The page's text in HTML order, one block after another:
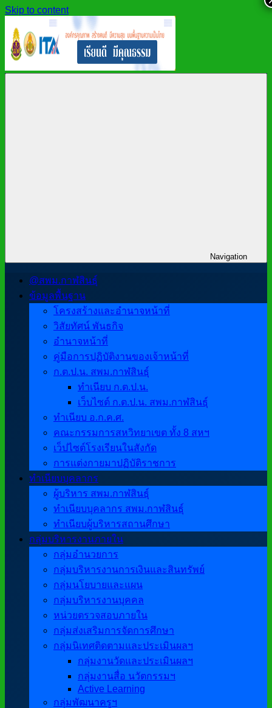
Skip to content
Navigation
@สพม.กาฬสินธุ์
ข้อมูลพื้นฐาน
โครงสร้างและอำนาจหน้าที่
วิสัยทัศน์ พันธกิจ
อำนาจหน้าที่
คู่มือการปฏิบัติงานของเจ้าหน้าที่
ก.ต.ป.น. สพม.กาฬสินธุ์
ทำเนียบ ก.ต.ป.น.
เว็บไซต์ ก.ต.ป.น. สพม.กาฬสินธุ์
ทำเนียบ อ.ก.ค.ศ.
คณะกรรมการสหวิทยาเขต ทั้ง 8 สหฯ
เว็ปไซต์โรงเรียนในสังกัด
การแต่งกายมาปฏิบัติราชการ
ทำเนียบบุคลากร
ผู้บริหาร สพม.กาฬสินธุ์
ทำเนียบบุคลากร สพม.กาฬสินธุ์
ทำเนียบผู้บริหารสถานศึกษา
กลุ่มบริหารงานภายใน
กลุ่มอำนวยการ
กลุ่มบริหารงานการเงินและสินทรัพย์
กลุ่มนโยบายและแผน
กลุ่มบริหารงานบุคคล
หน่วยตรวจสอบภายใน
กลุ่มส่งเสริมการจัดการศึกษา
กลุ่มนิเทศติดตามและประเมินผลฯ
กลุ่มงานวัดและประเมินผลฯ
กลุ่มงานสื่อ นวัตกรรมฯ
Active Learning
กลุ่มพัฒนาครูฯ